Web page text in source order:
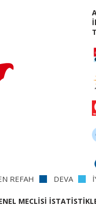
REFAH DEVA
MECLİSİ